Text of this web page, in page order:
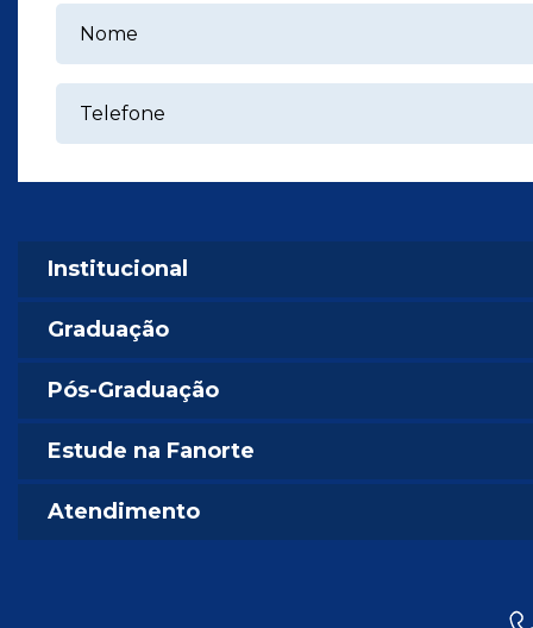
Institucional
Graduação
Pós-Graduação
Estude na Fanorte
Atendimento